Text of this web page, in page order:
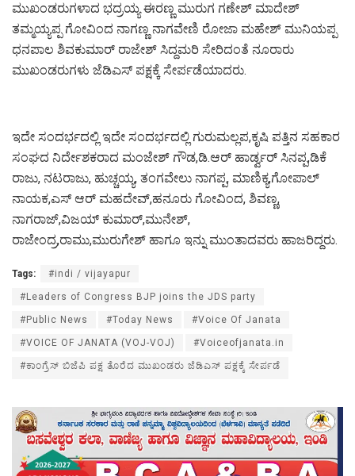
ಮುಖಂಡರುಗಳಾದ ಭದ್ರಯ್ಯ ಈರಣ್ಣ ಮುರುಗ ಗಣೇಶ್ ಮಾದೇಶ್
ತಮ್ಮಯ್ಯಪ್ಪ ಗೋವಿಂದ ನಾಗಣ್ಣ ನಾಗವೇಣಿ ರೋಜಾ ಮಹೇಶ್ ಮುನಿಯಪ್ಪ
ಧನಪಾಲ ಶಿವಕುಮಾರ್ ರಾಜೇಶ್ ಸಿದ್ದಮರಿ ಸೇರಿದಂತೆ ನೂರಾರು
ಮುಖಂಡರುಗಳು ಜೆಡಿಎಸ್ ಪಕ್ಷಕ್ಕೆ ಸೇರ್ಪಡೆಯಾದರು.
ಇದೇ ಸಂದರ್ಭದಲ್ಲಿ ಇದೇ ಸಂದರ್ಭದಲ್ಲಿ ಗುರುಮಲ್ಲಪ,ಕೃಷಿ ಪತ್ತಿನ ಸಹಕಾರ
ಸಂಘದ ನಿರ್ದೇಶಕರಾದ ಮಂಜೇಶ್ ಗೌಡ,ಡಿ.ಆರ್ ಹಾರ್ಡ್ವರ್ ಸಿನಪ್ಪ,ಡಿಕೆ
ರಾಜು, ನಟರಾಜು, ಹುಚ್ಚಯ್ಯ, ತಂಗವೇಲು ನಾಗಪ್ಪ, ಮಾಣಿಕ್ಯ,ಗೋಪಾಲ್
ನಾಯಕ,ಎಸ್ ಆರ್ ಮಹದೇವ್,ಹನೂರು ಗೋವಿಂದ, ಶಿವಣ್ಣ,
ನಾಗರಾಜ್,ವಿಜಯ್ ಕುಮಾರ್,ಮುನೇಶ್,
ರಾಜೇಂದ್ರ,ರಾಮು,ಮುರುಗೇಶ್ ಹಾಗೂ ಇನ್ನು ಮುಂತಾದವರು ಹಾಜರಿದ್ದರು.
Tags: #indi / vijayapur
#Leaders of Congress BJP joins the JDS party
#Public News #Today News #Voice Of Janata
#VOICE OF JANATA (VOJ-VOJ) #Voiceofjanata.in
#ಕಾಂಗ್ರೆಸ್ ಬಿಜೆಪಿ ಪಕ್ಷ ತೊರೆದ ಮುಖಂಡರು ಜೆಡಿಎಸ್ ಪಕ್ಷಕ್ಕೆ ಸೇರ್ಪಡೆ